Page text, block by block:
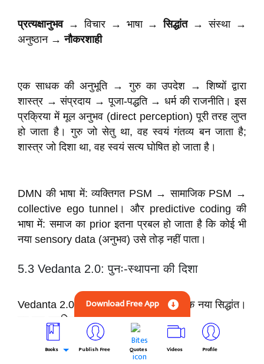
प्रत्यक्षानुभव→ विचार → भाषा →सिद्धांत→ संस्था →
अनुष्ठान →नौकरशाही
एक साधक की अनुभूति → गुरु का उपदेश → शिष्यों द्वारा
शास्त्र → संप्रदाय → पूजा-पद्धति → धर्म की राजनीति। इस
प्रक्रिया में मूल अनुभव (direct perception) पूरी तरह लुप्त
हो जाता है। गुरु जो सेतु था, वह स्वयं गंतव्य बन जाता है;
शास्त्र जो दिशा था, वह स्वयं सत्य घोषित हो जाता है।
DMN की भाषा में: व्यक्तिगत PSM → सामाजिक PSM →
collective ego tunnel। और predictive coding की
भाषा में: समाज का prior इतना प्रबल हो जाता है कि कोई भी
नया sensory data (अनुभव) उसे तोड़ नहीं पाता।
5.3 Vedanta 2.0: पुनः-स्थापना की दिशा
Vedanta 2.0 न तो एक नई संप्रदाय है, न एक नया सिद्धांत।
यह एकपद्धतिगत सुधारहै:
Download Free App
Books Publish Free Quotes Videos Profile